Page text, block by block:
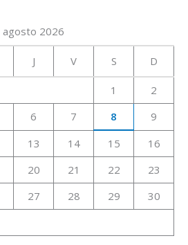
agosto 2026
J V S D
1
2
6 7 8
9
13 14 15
16
20 21 22
23
27 28 29
30